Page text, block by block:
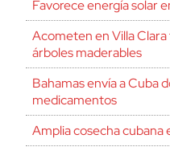
Favorece energía solar
Acometen en Villa
árboles maderables
Bahamas envía a Cuba
medicamentos
Amplia cosecha